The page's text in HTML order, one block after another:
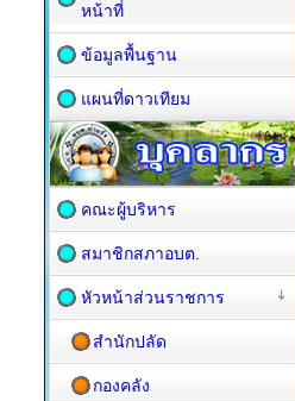
หน้าที่
ข้อมูลพื้นฐาน
แผนที่ดาวเทียม
คณะผู้บริหาร
สมาชิกสภาอบต.
หัวหน้าส่วนราชการ
สำนักปลัด
กองคลัง